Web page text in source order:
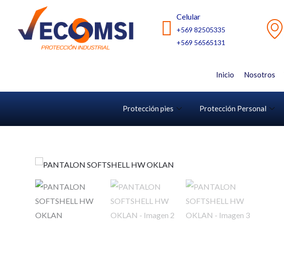
contenido
Celular
+569 82505335
+569 56565131
Inicio Nosotros
Protección pies Protección Personal